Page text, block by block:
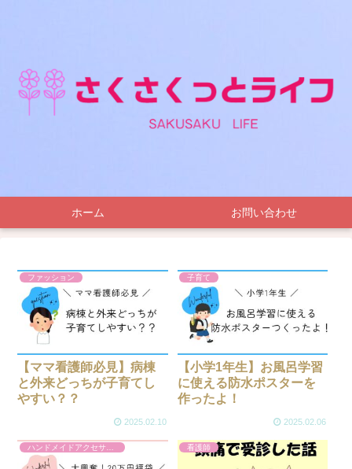
ホーム お問い合わせ
ファッション
【ママ看護師必見】病棟
と外来どっちが子育てし
やすい？？
2025.02.10
子育て
【小学1年生】お風呂学習
に使える防水ポスターを
作ったよ！
2025.02.06
ハンドメイドアクセサリー作り 看護師